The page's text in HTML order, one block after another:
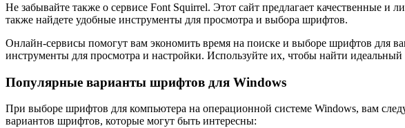
Не забывайте также о сервисе Font Squirrel. Этот сайт предлагает качественные
также найдете удобные инструменты для просмотра и выбора шрифтов.
Онлайн-сервисы помогут вам экономить время на поиске и выборе шрифтов для
инструменты для просмотра и настройки. Используйте их, чтобы найти
Популярные варианты шрифтов для Windows
При выборе шрифтов для компьютера на операционной системе Windows, вам
вариантов шрифтов, которые могут быть интересны: